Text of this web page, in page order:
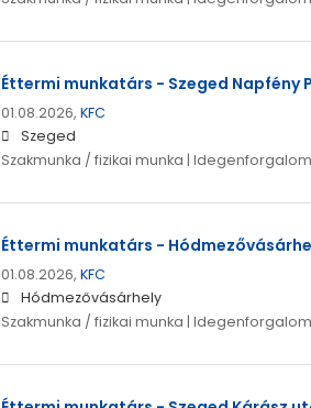
Éttermi munkatárs - Szeged Napfény
01.08.2026, KFC
Szeged
Szakmunka / fizikai munka |
Éttermi munkatárs -
01.08.2026, KFC
Hódmezővásárhely
Szakmunka / fizikai munka |